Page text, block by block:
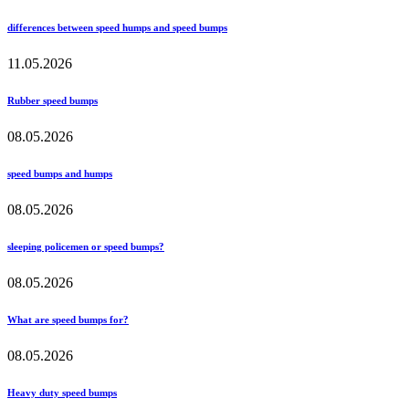
differences between speed humps and speed bumps
11.05.2026
Rubber speed bumps
08.05.2026
speed bumps and humps
08.05.2026
sleeping policemen or speed bumps?
08.05.2026
What are speed bumps for?
08.05.2026
Heavy duty speed bumps